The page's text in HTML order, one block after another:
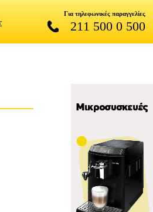
Για τηλεφωνικές παραγγελίες
211 500 0 500